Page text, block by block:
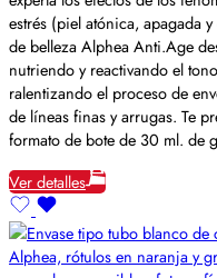
estrés (piel atónica, apagada
de belleza Alphea Anti.Age
nutriendo y reactivando el
ralentizando el proceso de
de líneas finas y arrugas. Te
formato de bote de 30 ml. de
Ver detalles